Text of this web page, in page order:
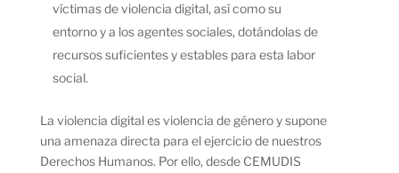
víctimas de violencia digital, así como su
entorno y a los agentes sociales, dotándolas de
recursos suficientes y estables para esta labor
social.
La violencia digital es violencia de género y supone
una amenaza directa para el ejercicio de nuestros
Derechos Humanos. Por ello, desde CEMUDIS